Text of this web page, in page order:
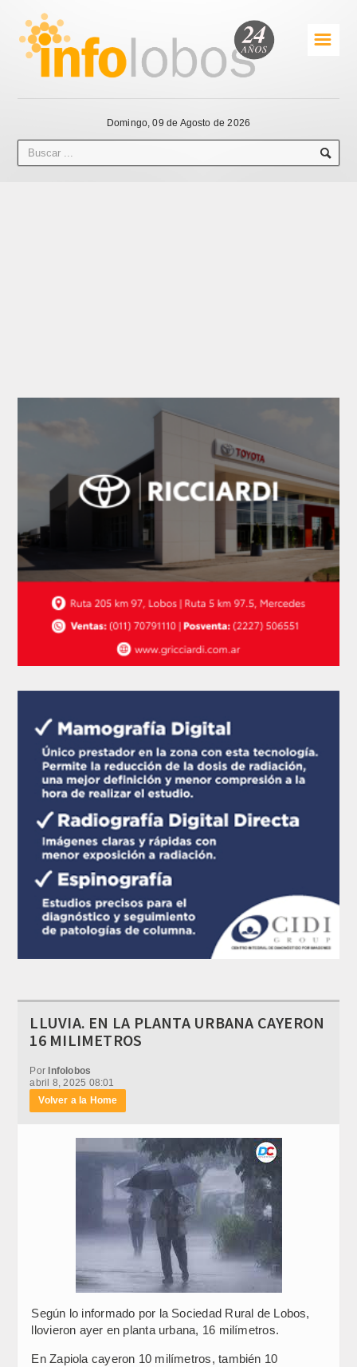
☰
Domingo, 09 de Agosto de 2026
LLUVIA. EN LA PLANTA URBANA CAYERON
16 MILIMETROS
PorInfolobos
abril 8, 2025 08:01
Volver a la Home
Según lo informado por la Sociedad Rural de Lobos,
llovieron ayer en planta urbana, 16 milímetros.
En Zapiola cayeron 10 milímetros, también 10